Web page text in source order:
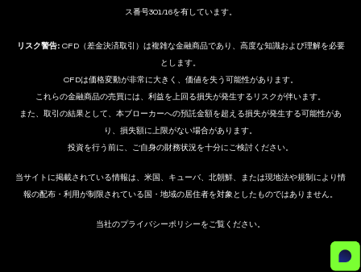
ス番号301/16を有しています。
リスク警告: CFD（差金決済取引）は複雑な金融商品であり、高度な知識および理解を必要
とします。
CFDは価格変動が非常に大きく、価値を失う可能性があります。
これらの金融商品の売買には、利益を上回る損失が発生するリスクが伴います。
また、取引の結果として、本ブローカーへの預託金額を超える損失が発生する可能性があ
り、損失額に上限がない場合があります。
投資を行う前に、ご自身の財務状況を十分にご検討ください。
当サイトに掲載されている情報は、米国、キューバ、北朝鮮、または現地法や規制により情
報の配布・利用が制限されている国・地域の居住者を対象としたものではありません。
当社のプライバシーポリシーをご覧ください。